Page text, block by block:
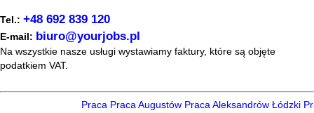
Tel.: +48 692 839 120
E-mail: biuro@yourjobs.pl
Na wszystkie nasze usługi wystawiamy faktury, które są objęte
podatkiem VAT.
Praca Praca Augustów Praca Aleksandrów Łódzki